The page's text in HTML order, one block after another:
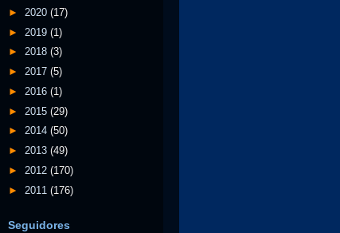
► 2020 (17)
► 2019 (1)
► 2018 (3)
► 2017 (5)
► 2016 (1)
► 2015 (29)
► 2014 (50)
► 2013 (49)
► 2012 (170)
► 2011 (176)
Seguidores